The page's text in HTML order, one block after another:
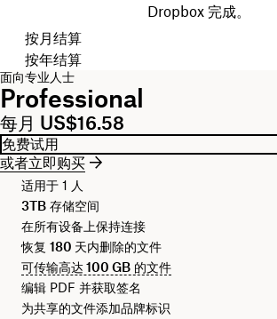
Dropbox 完成。
选择结算周期
按月结算
按年结算
面向专业人士
Professional
每月 US$16.58
免费试用
或者立即购买
适用于 1 人
3TB 存储空间
在所有设备上保持连接
恢复 180 天内删除的文件
可传输高达100 GB 的文件
编辑 PDF 并获取签名
为共享的文件添加品牌标识